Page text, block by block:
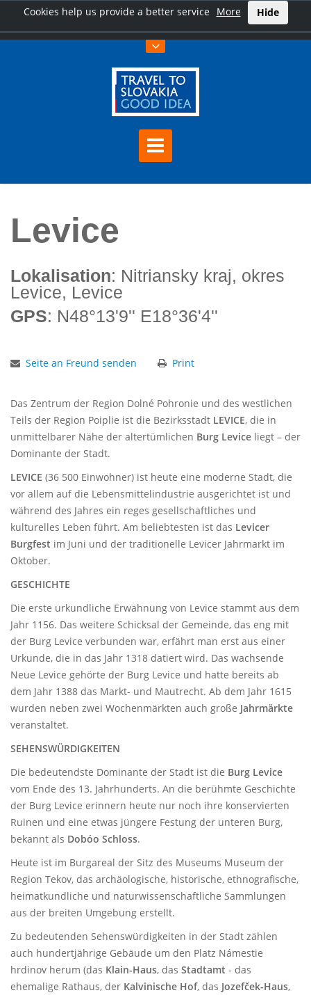
Cookies help us provide a better service More Hide
Levice
Lokalisation: Nitriansky kraj, okres
Levice, Levice
GPS: N48°13'9'' E18°36'4''
Seite an Freund senden Print
Das Zentrum der Region Dolné Pohronie und des westlichen
Teils der Region Poiplie ist die Bezirksstadt LEVICE, die in
unmittelbarer Nähe der altertümlichen Burg Levice liegt – der
Dominante der Stadt.
LEVICE (36 500 Einwohner) ist heute eine moderne Stadt, die
vor allem auf die Lebensmittelindustrie ausgerichtet ist und
während des Jahres ein reges gesellschaftliches und
kulturelles Leben führt. Am beliebtesten ist das Levicer
Burgfest im Juni und der traditionelle Levicer Jahrmarkt im
Oktober.
GESCHICHTE
Die erste urkundliche Erwähnung von Levice stammt aus dem
Jahr 1156. Das weitere Schicksal der Gemeinde, das eng mit
der Burg Levice verbunden war, erfährt man erst aus einer
Urkunde, die in das Jahr 1318 datiert wird. Das wachsende
Neue Levice gehörte der Burg Levice und hatte bereits ab
dem Jahr 1388 das Markt- und Mautrecht. Ab dem Jahr 1615
wurden neben zwei Wochenmärkten auch große Jahrmärkte
veranstaltet.
SEHENSWÜRDIGKEITEN
Die bedeutendste Dominante der Stadt ist die Burg Levice
vom Ende des 13. Jahrhunderts. An die berühmte Geschichte
der Burg Levice erinnern heute nur noch ihre konservierten
Ruinen und eine etwas jüngere Festung der unteren Burg,
bekannt als Dobóo Schloss.
Heute ist im Burgareal der Sitz des Museums Museum der
Region Tekov, das archäologische, historische, ethnografische,
heimatkundliche und naturwissenschaftliche Sammlungen
aus der breiten Umgebung erstellt.
Zu bedeutenden Sehenswürdigkeiten in der Stadt zählen
auch hundertjährige Gebäude um den Platz Námestie
hrdinov herum (das Klain-Haus, das Stadtamt - das
ehemalige Rathaus, der Kalvinische Hof, das Jozefček-Haus,